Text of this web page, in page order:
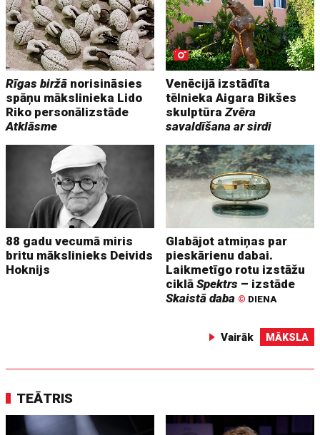
Rīgas biržā norisināsies
spāņu mākslinieka Lido
Riko personālizstāde
Atklāsme
Venēcijā izstādīta
tēlnieka Aigara Bikšes
skulptūraZvēra
savaldīšana ar sirdi
88 gadu vecumā miris
britu mākslinieks Deivids
Hoknijs
Glabājot atmiņas par
pieskārienu dabai.
Laikmetīgo rotu izstāžu
ciklāSpektrs – izstāde
Skaistā daba © DIENA
Vairāk MĀKSLA
TEĀTRIS